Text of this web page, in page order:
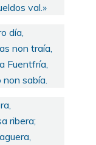
val.»
día,
non traía,
Fuentfría,
sabía.
ribera;